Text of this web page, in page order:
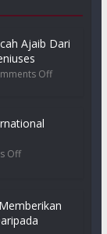
Ajaib Dari
Off
Off